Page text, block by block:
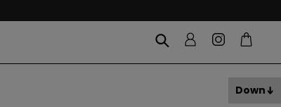
Down